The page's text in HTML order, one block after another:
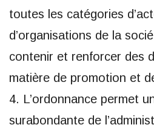
toutes les catégories
d’organisations de la
contenir et renforcer des
matière de promotion et
4. L’ordonnance permet
surabondante de